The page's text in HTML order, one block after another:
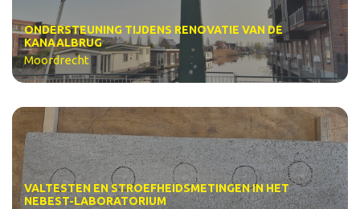
ONDERSTEUNING TIJDENS RENOVATIE VAN DE
KANAALBRUG
Moordrecht
VALTESTEN EN STROEFHEIDSMETINGEN IN HET
NEBEST-LABORATORIUM